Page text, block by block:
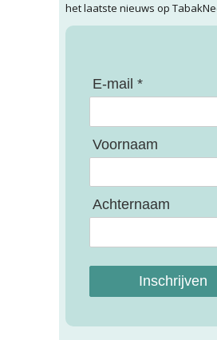
het laatste nieuws op
E-mail *
Voornaam
Achternaam
Inschrijven